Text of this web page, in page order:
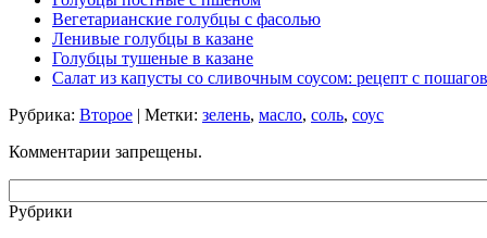
Вегетарианские голубцы с фасолью
Ленивые голубцы в казане
Голубцы тушеные в казане
Салат из капусты со сливочным соусом: рецепт с
Рубрика: Второе | Метки: зелень, масло, соль, соус
Комментарии запрещены.
Рубрики